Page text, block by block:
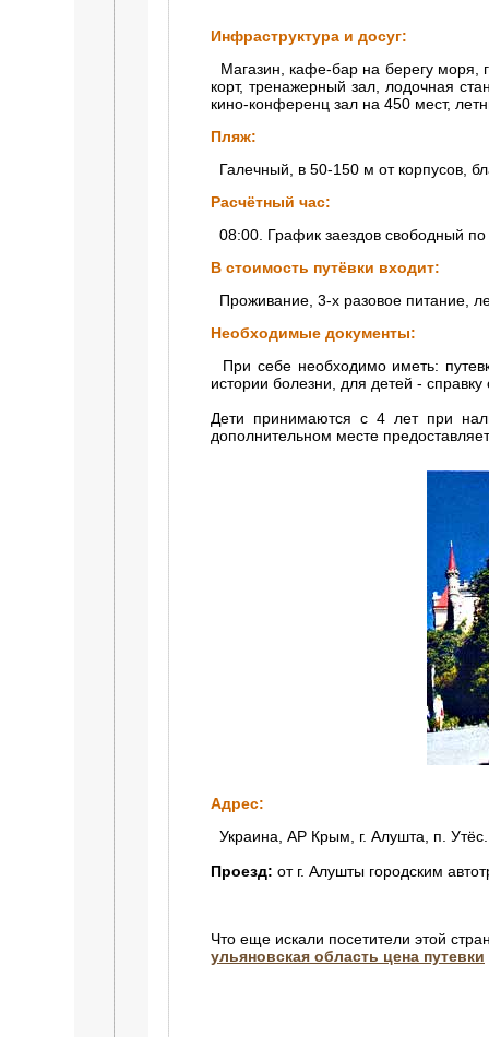
Инфраструктура и досуг:
Магазин, кафе-бар на берегу моря,
корт, тренажерный зал, лодочная
кино-конференц зал на 450 мест,
Пляж:
Галечный, в 50-150 м от корпусов,
Расчётный час:
08:00. График заездов свободный
В стоимость путёвки входит:
Проживание, 3-х разовое питание,
Необходимые документы:
При себе необходимо иметь:
истории болезни, для детей -
Дети принимаются с 4 лет при
дополнительном месте
Адрес:
Украина, АР Крым, г. Алушта, п.
Проезд: от г. Алушты городским
Что еще искали посетители этой
ульяновская область цена путевки